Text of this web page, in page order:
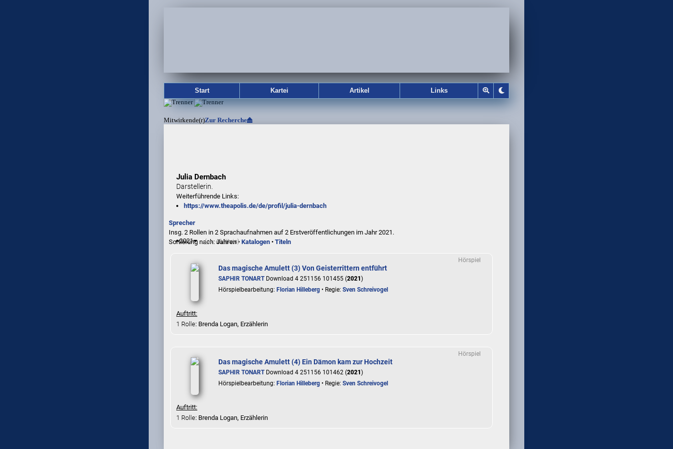
Start Kartei Artikel Links
Mitwirkende(r)Zur Recherche
Julia Dernbach
Darstellerin.
Weiterführende Links:
https://www.theapolis.de/de/profil/julia-dernbach
Sprecher
Insg. 2 Rollen in 2 Sprachaufnahmen auf 2 Erstveröffentlichungen im Jahr 2021.
Sortierung nach:Jahren• Katalogen • Titeln
2021 (ca. 45-jährig)
Hörspiel
Das magische Amulett (3) Von Geisterrittern entführt
SAPHIR TONARTDownload 4 251156 101455 (2021 )
Hörspielbearbeitung: Florian Hilleberg • Regie: Sven Schreivogel
Auftritt:
1 Rolle: Brenda Logan, Erzählerin
Hörspiel
Das magische Amulett (4) Ein Dämon kam zur Hochzeit
SAPHIR TONARTDownload 4 251156 101462 (2021 )
Hörspielbearbeitung: Florian Hilleberg • Regie: Sven Schreivogel
Auftritt:
1 Rolle: Brenda Logan, Erzählerin